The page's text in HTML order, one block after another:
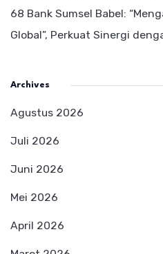
68 Bank Sumsel Babel:
Global”, Perkuat Sinergi
Archives
Agustus 2026
Juli 2026
Juni 2026
Mei 2026
April 2026